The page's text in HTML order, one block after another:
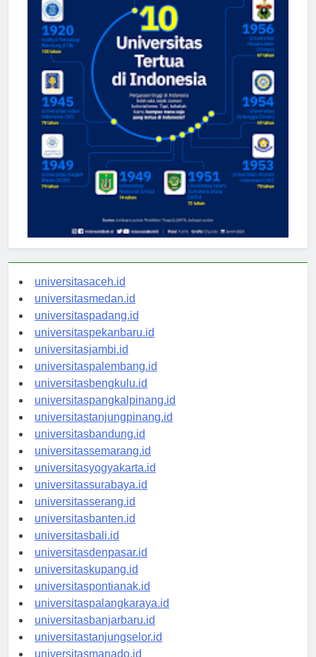
universitasaceh.id
universitasmedan.id
universitaspadang.id
universitaspekanbaru.id
universitasjambi.id
universitaspalembang.id
universitasbengkulu.id
universitaspangkalpinang.id
universitastanjungpinang.id
universitasbandung.id
universitassemarang.id
universitasyogyakarta.id
universitassurabaya.id
universitasserang.id
universitasbanten.id
universitasbali.id
universitasdenpasar.id
universitaskupang.id
universitaspontianak.id
universitaspalangkaraya.id
universitasbanjarbaru.id
universitastanjungselor.id